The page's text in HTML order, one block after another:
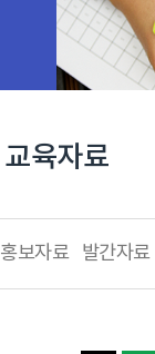
교육자료
홍보자료 발간자료